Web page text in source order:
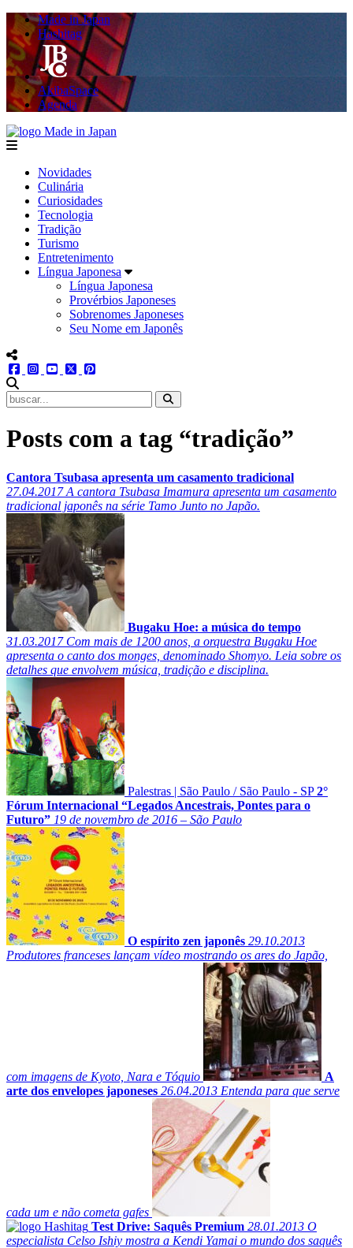
Made in Japan
Hashitag
AkibaSpace
Agenda
menu
Novidades
Culinária
Curiosidades
Tecnologia
Tradição
Turismo
Entretenimento
Língua Japonesa
Língua Japonesa
Provérbios Japoneses
Sobrenomes Japoneses
Seu Nome em Japonês
menu redes social
facebookinstagram
youtube
twitter
Posts com a tag “tradição”
Cantora Tsubasa apresenta um casamento tradicional
27.04.2017A cantora Tsubasa Imamura apresenta um casamento
tradicional japonês na série Tamo Junto no Japão.
Bugaku Hoe: a música do tempo
31.03.2017Com mais de 1200 anos, a orquestra Bugaku Hoe
apresenta o canto dos monges, denominado Shomyo. Leia sobre os
detalhes que envolvem música, tradição e disciplina.
Palestras | São Paulo / São Paulo - SP 2°
Fórum Internacional “Legados Ancestrais, Pontes para o
Futuro” 19 de novembro de 2016 – São Paulo
O espírito zen japonês 29.10.2013
Produtores franceses lançam vídeo mostrando os ares do Japão,
com imagens de Kyoto, Nara e Tóquio
A
arte dos envelopes japoneses 26.04.2013 Entenda para que serve
cada um e não cometa gafes
Test Drive: Saquês Premium 28.01.2013 O
especialista Celso Ishiy mostra a Kendi Yamai o mundo dos saquês